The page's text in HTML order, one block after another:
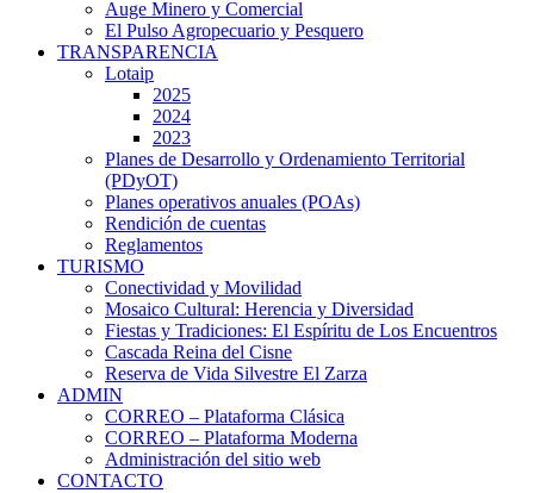
Auge Minero y Comercial
El Pulso Agropecuario y Pesquero
TRANSPARENCIA
Lotaip
2025
2024
2023
Planes de Desarrollo y Ordenamiento Territorial
(PDyOT)
Planes operativos anuales (POAs)
Rendición de cuentas
Reglamentos
TURISMO
Conectividad y Movilidad
Mosaico Cultural: Herencia y Diversidad
Fiestas y Tradiciones: El Espíritu de Los Encuentros
Cascada Reina del Cisne
Reserva de Vida Silvestre El Zarza
ADMIN
CORREO – Plataforma Clásica
CORREO – Plataforma Moderna
Administración del sitio web
CONTACTO